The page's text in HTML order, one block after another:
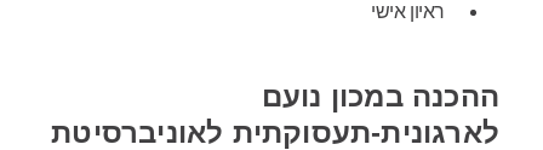
ראיון אישי
ההכנה במכון נועם
לארגונית-תעסוקתית לאוניברסיטת